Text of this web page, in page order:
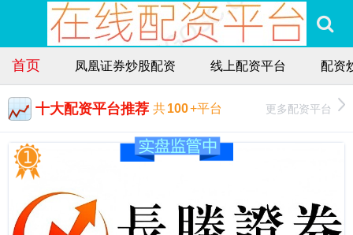
首页 凤凰证券炒股配资 线上配资平台 配资
十大配资平台推荐 共100+平台 更多配资平台